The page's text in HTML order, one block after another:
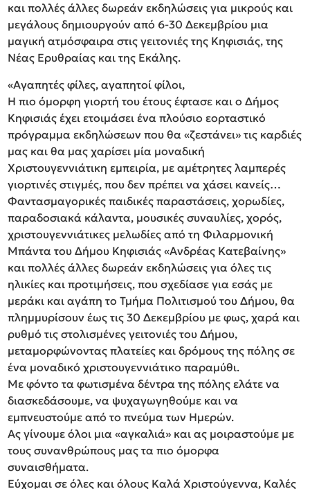
και πολλές άλλες δωρεάν εκδηλώσεις για μικρούς και
μεγάλους δημιουργούν από 6-30 Δεκεμβρίου μια
μαγική ατμόσφαιρα στις γειτονιές της Κηφισιάς, της
Νέας Ερυθραίας και της Εκάλης.
«Αγαπητές φίλες, αγαπητοί φίλοι,
Η πιο όμορφη γιορτή του έτους έφτασε και ο Δήμος
Κηφισιάς έχει ετοιμάσει ένα πλούσιο εορταστικό
πρόγραμμα εκδηλώσεων που θα «ζεστάνει» τις καρδιές
μας και θα μας χαρίσει μία μοναδική
Χριστουγεννιάτικη εμπειρία, με αμέτρητες λαμπερές
γιορτινές στιγμές, που δεν πρέπει να χάσει κανείς…
Φαντασμαγορικές παιδικές παραστάσεις, χορωδίες,
παραδοσιακά κάλαντα, μουσικές συναυλίες, χορός,
χριστουγεννιάτικες μελωδίες από τη Φιλαρμονική
Μπάντα του Δήμου Κηφισιάς «Ανδρέας Κατεβαίνης»
και πολλές άλλες δωρεάν εκδηλώσεις για όλες τις
ηλικίες και προτιμήσεις, που σχεδίασε για εσάς με
μεράκι και αγάπη το Τμήμα Πολιτισμού του Δήμου, θα
πλημμυρίσουν έως τις 30 Δεκεμβρίου με φως, χαρά και
ρυθμό τις στολισμένες γειτονιές του Δήμου,
μεταμορφώνοντας πλατείες και δρόμους της πόλης σε
ένα μοναδικό χριστουγεννιάτικο παραμύθι.
Με φόντο τα φωτισμένα δέντρα της πόλης ελάτε να
διασκεδάσουμε, να ψυχαγωγηθούμε και να
εμπνευστούμε από το πνεύμα των Ημερών.
Ας γίνουμε όλοι μια «αγκαλιά» και ας μοιραστούμε με
τους συνανθρώπους μας τα πιο όμορφα
συναισθήματα.
Εύχομαι σε όλες και όλους Καλά Χριστούγεννα, Καλές